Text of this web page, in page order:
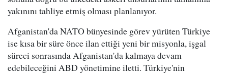
yakınını tahliye etmiş olması planlanıyor.
Afganistan'da NATO bünyesinde görev yürüten Türkiye
ise kısa bir süre önce ilan ettiği yeni bir misyonla, işgal
süreci sonrasında Afganistan'da kalmaya devam
edebileceğini ABD yönetimine iletti. Türkiye'nin